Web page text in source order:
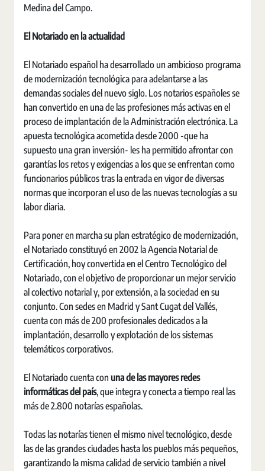
Medina del Campo.
El Notariado en la actualidad
El Notariado español ha desarrollado un ambicioso programa
de modernización tecnológica para adelantarse a las
demandas sociales del nuevo siglo. Los notarios españoles se
han convertido en una de las profesiones más activas en el
proceso de implantación de la Administración electrónica. La
apuesta tecnológica acometida desde 2000 -que ha
supuesto una gran inversión- les ha permitido afrontar con
garantías los retos y exigencias a los que se enfrentan como
funcionarios públicos tras la entrada en vigor de diversas
normas que incorporan el uso de las nuevas tecnologías a su
labor diaria.
Para poner en marcha su plan estratégico de modernización,
el Notariado constituyó en 2002 la Agencia Notarial de
Certificación, hoy convertida en el Centro Tecnológico del
Notariado, con el objetivo de proporcionar un mejor servicio
al colectivo notarial y, por extensión, a la sociedad en su
conjunto. Con sedes en Madrid y Sant Cugat del Vallés,
cuenta con más de 200 profesionales dedicados a la
implantación, desarrollo y explotación de los sistemas
telemáticos corporativos.
El Notariado cuenta con una de las mayores redes
informáticas del país, que integra y conecta a tiempo real las
más de 2.800 notarías españolas.
Todas las notarías tienen el mismo nivel tecnológico, desde
las de las grandes ciudades hasta los pueblos más pequeños,
garantizando la misma calidad de servicio también a nivel